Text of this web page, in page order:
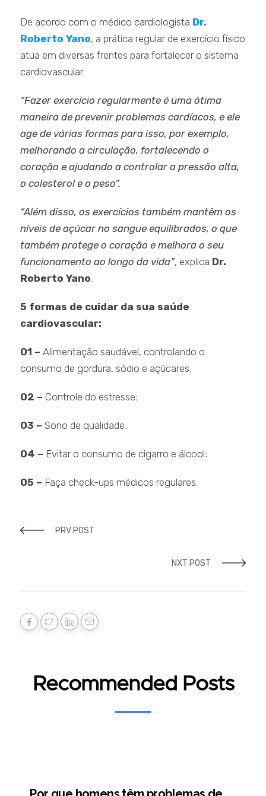
De acordo com o médico cardiologista Dr.
Roberto Yano, a prática regular de exercício físico
atua em diversas frentes para fortalecer o sistema
cardiovascular.
“Fazer exercício regularmente é uma ótima
maneira de prevenir problemas cardíacos, e ele
age de várias formas para isso, por exemplo,
melhorando a circulação, fortalecendo o
coração e ajudando a controlar a pressão alta,
o colesterol e o peso”.
“Além disso, os exercícios também mantêm os
níveis de açúcar no sangue equilibrados, o que
também protege o coração e melhora o seu
funcionamento ao longo da vida”, explica Dr.
Roberto Yano.
5 formas de cuidar da sua saúde
cardiovascular:
01 – Alimentação saudável, controlando o
consumo de gordura, sódio e açúcares;
02 – Controle do estresse;
03 –Sono de qualidade;
04 – Evitar o consumo de cigarro e álcool;
05 – Faça check-ups médicos regulares.
PRV POST
NXT POST
Recommended Posts